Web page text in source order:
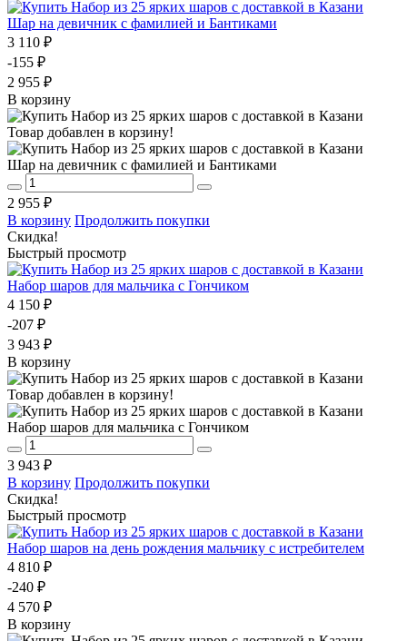
Шар на девичник с фамилией и Бантиками
3 110 ₽
-155 ₽
2 955 ₽
В корзину
Товар добавлен в корзину!
Шар на девичник с фамилией и Бантиками
2 955 ₽
В корзину Продолжить покупки
Скидка!
Быстрый просмотр
Набор шаров для мальчика с Гончиком
4 150 ₽
-207 ₽
3 943 ₽
В корзину
Товар добавлен в корзину!
Набор шаров для мальчика с Гончиком
3 943 ₽
В корзину Продолжить покупки
Скидка!
Быстрый просмотр
Набор шаров на день рождения мальчику с истребителем
4 810 ₽
-240 ₽
4 570 ₽
В корзину